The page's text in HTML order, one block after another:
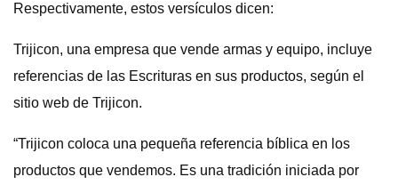
Respectivamente, estos versículos dicen:
Trijicon, una empresa que vende armas y equipo, incluye
referencias de las Escrituras en sus productos, según el
sitio web de Trijicon.
“Trijicon coloca una pequeña referencia bíblica en los
productos que vendemos. Es una tradición iniciada por